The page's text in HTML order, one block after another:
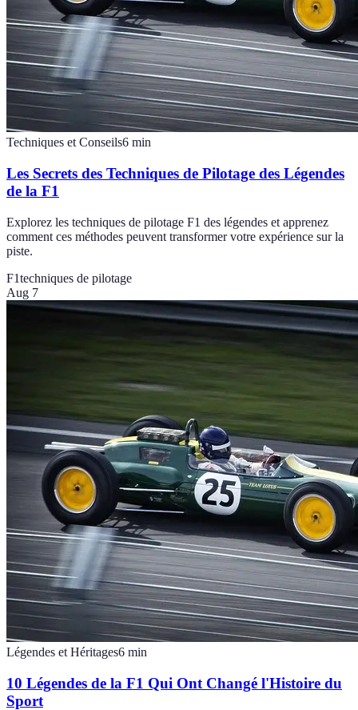
Techniques et Conseils6 min
Les Secrets des Techniques de Pilotage des Légendes
de la F1
Explorez les techniques de pilotage F1 des légendes et apprenez
comment ces méthodes peuvent transformer votre expérience sur la
piste.
F1techniques de pilotage
Aug 7
Légendes et Héritages6 min
10 Légendes de la F1 Qui Ont Changé l'Histoire du
Sport